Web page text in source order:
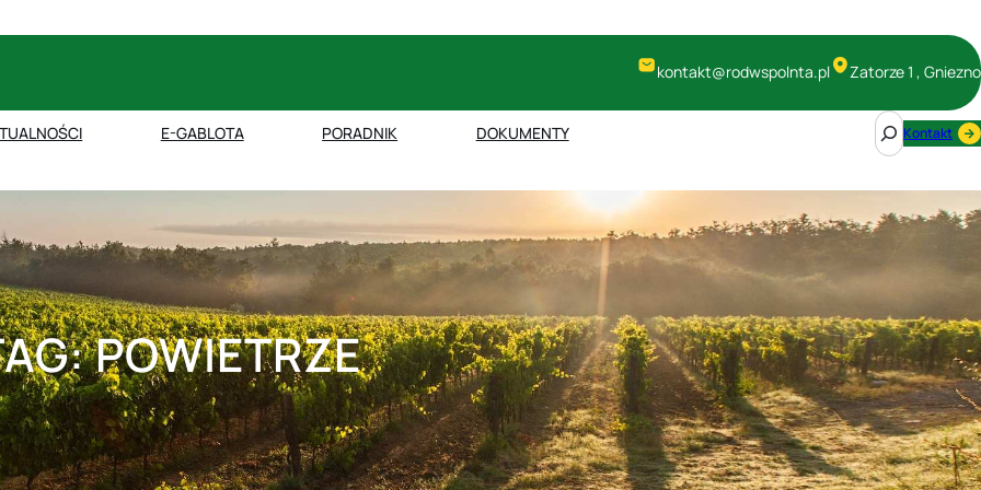
kontakt@rodwspolnta.pl Zatorze 1 , Gniezno
E-GABLOTA PORADNIK DOKUMENTY
S
e
c
Kontakt
POWIETRZE